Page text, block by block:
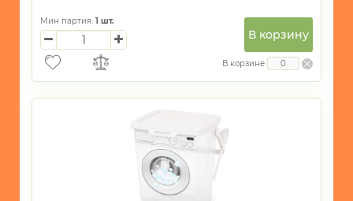
Мин партия: 1 шт.
В корзину
В корзине